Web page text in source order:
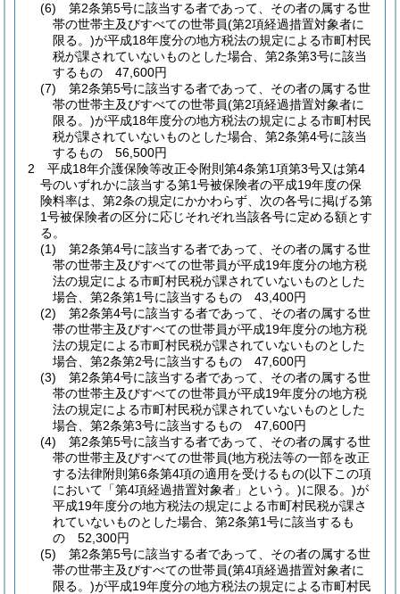
(6)
第2条第5号に該当する者であって、その者の属する世
帯の世帯主及びすべての世帯員(第2項経過措置対象者に
限る。)が平成18年度分の地方税法の規定による市町村民
税が課されていないものとした場合、第2条第3号に該当
するもの 47,600円
(7)
第2条第5号に該当する者であって、その者の属する世
帯の世帯主及びすべての世帯員(第2項経過措置対象者に
限る。)が平成18年度分の地方税法の規定による市町村民
税が課されていないものとした場合、第2条第4号に該当
するもの 56,500円
2
平成18年介護保険等改正令附則第4条第1項第3号又は第4
号のいずれかに該当する第1号被保険者の平成19年度の保
険料率は、第2条の規定にかかわらず、次の各号に掲げる第
1号被保険者の区分に応じそれぞれ当該各号に定める額とす
る。
(1)
第2条第4号に該当する者であって、その者の属する世
帯の世帯主及びすべての世帯員が平成19年度分の地方税
法の規定による市町村民税が課されていないものとした
場合、第2条第1号に該当するもの 43,400円
(2)
第2条第4号に該当する者であって、その者の属する世
帯の世帯主及びすべての世帯員が平成19年度分の地方税
法の規定による市町村民税が課されていないものとした
場合、第2条第2号に該当するもの 47,600円
(3)
第2条第4号に該当する者であって、その者の属する世
帯の世帯主及びすべての世帯員が平成19年度分の地方税
法の規定による市町村民税が課されていないものとした
場合、第2条第3号に該当するもの 47,600円
(4)
第2条第5号に該当する者であって、その者の属する世
帯の世帯主及びすべての世帯員(地方税法等の一部を改正
する法律附則第6条第4項の適用を受けるもの(以下この項
において「第4項経過措置対象者」という。)に限る。)が
平成19年度分の地方税法の規定による市町村民税が課さ
れていないものとした場合、第2条第1号に該当するも
の 52,300円
(5)
第2条第5号に該当する者であって、その者の属する世
帯の世帯主及びすべての世帯員(第4項経過措置対象者に
限る。)が平成19年度分の地方税法の規定による市町村民